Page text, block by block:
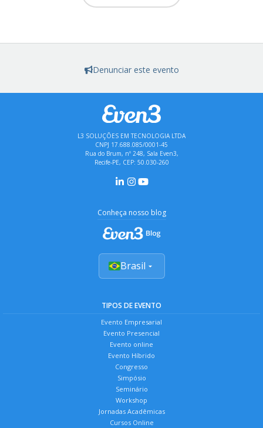
Denunciar este evento
L3 SOLUÇÕES EM TECNOLOGIA LTDA
CNPJ 17.688.085/0001-45
Rua do Brum, nº 248, Sala Even3,
Recife-PE, CEP: 50.030-260
Conheça nosso blog
Brasil
TIPOS DE EVENTO
Evento Empresarial
Evento Presencial
Evento online
Evento Híbrido
Congresso
Simpósio
Seminário
Workshop
Jornadas Acadêmicas
Cursos Online